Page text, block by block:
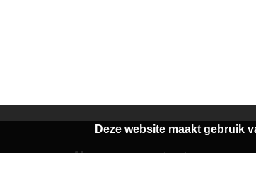
Algemene contactgegevens
Deze website maakt gebruik